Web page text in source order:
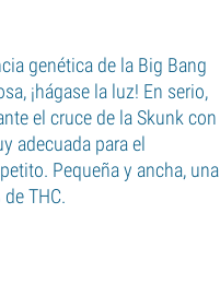
genética de la Big Bang
¡hágase la luz! En serio,
el cruce de la Skunk con
adecuada para el
Pequeña y ancha, una
THC.